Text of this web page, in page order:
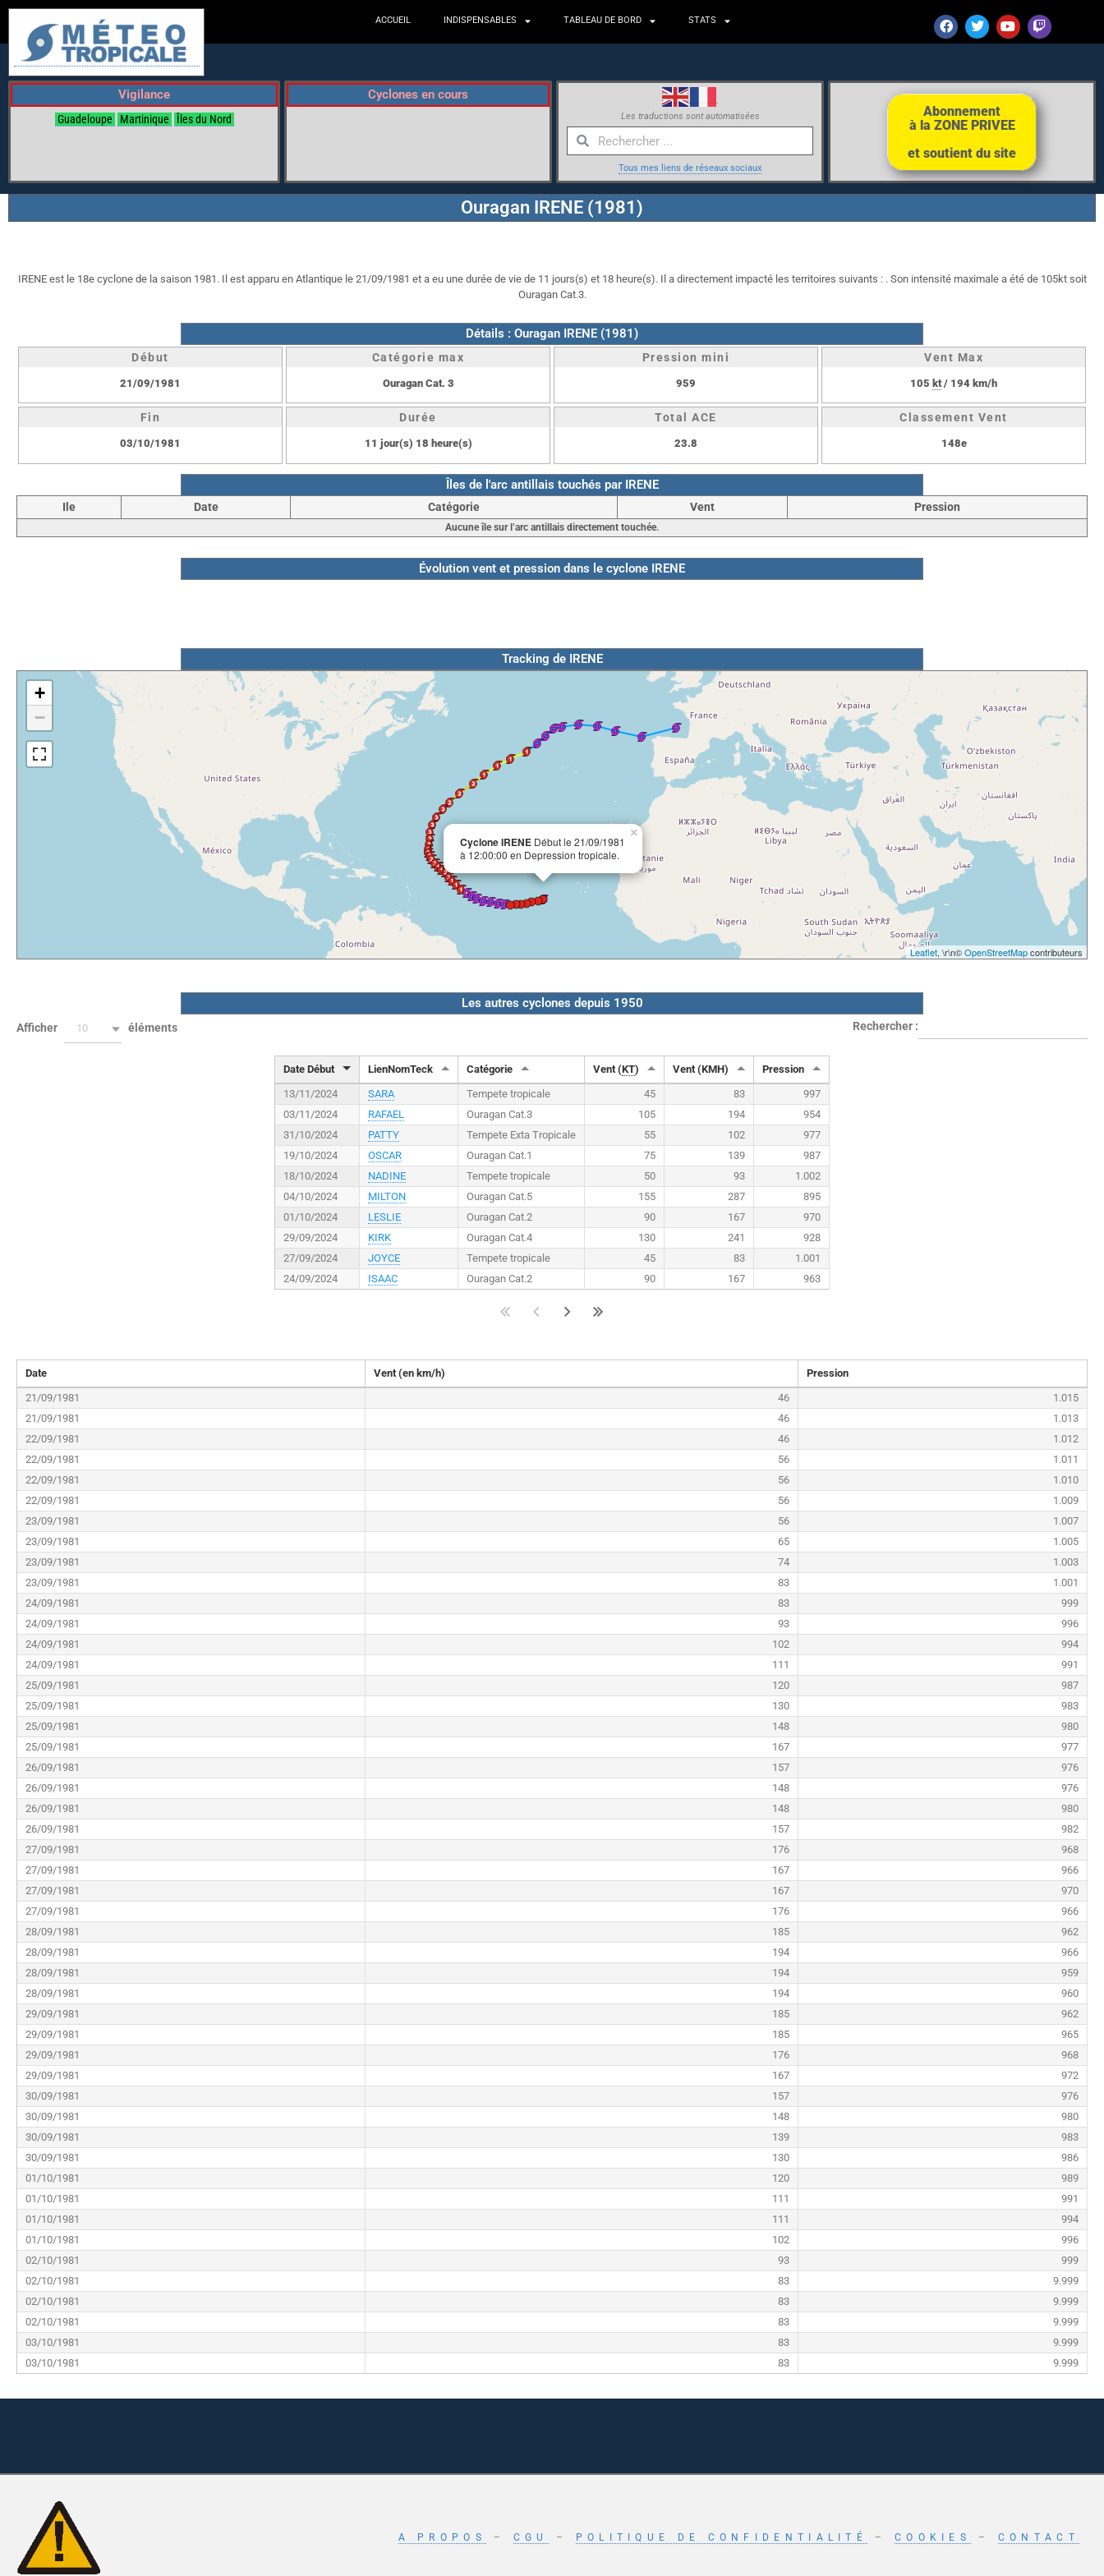
ACCUEIL INDISPENSABLES TABLEAU DE BORD STATS
Vigilance
Guadeloupe Martinique Îles du Nord
Cyclones en cours
Les traductions sont automatisées
Tous mes liens de réseaux sociaux
Abonnement
à la ZONE PRIVEE
et soutient du site
Ouragan IRENE (1981)
IRENE est le 18e cyclone de la saison 1981. Il est apparu en Atlantique le 21/09/1981 et a eu une durée de vie de 11 jours(s) et 18 heure(s). Il a directement impacté les territoires suivants : . Son intensité maximale a été de 105kt soit
Ouragan Cat.3.
Détails : Ouragan IRENE (1981)
Début
21/09/1981
Catégorie max
Ouragan Cat. 3
Pression mini
959
Vent Max
105 kt/ 194 km/h
Fin
03/10/1981
Durée
11 jour(s) 18 heure(s)
Total ACE
23.8
Classement Vent
148e
Îles de l'arc antillais touchés par IRENE
Ile Date Catégorie Vent Pression
Aucune île sur l’arc antillais directement touchée.
Évolution vent et pression dans le cyclone IRENE
Tracking de IRENE
Cyclone IRENE Début le 21/09/1981
à 12:00:00 en Depression tropicale.
×
+
−
Leaflet, \r\n©OpenStreetMapcontributeurs
Les autres cyclones depuis 1950
Afficher 10 éléments Rechercher :
Date Début LienNomTeck Catégorie Vent (KT) Vent (KMH)
Pression
13/11/2024
SARA Tempete tropicale 45 83
997
03/11/2024
RAFAEL Ouragan Cat.3 105 194
954
31/10/2024
PATTY Tempete Exta Tropicale 55 102
977
19/10/2024
OSCAR Ouragan Cat.1 75 139
987
18/10/2024
NADINE Tempete tropicale 50 93
1.002
04/10/2024
MILTON Ouragan Cat.5 155 287
895
01/10/2024
LESLIE Ouragan Cat.2 90 167
970
29/09/2024
KIRK Ouragan Cat.4 130 241
928
27/09/2024
JOYCE Tempete tropicale 45 83
1.001
24/09/2024
ISAAC Ouragan Cat.2 90 167 963
Date Vent (en km/h)
Pression
21/09/1981
46
1.015
21/09/1981
46
1.013
22/09/1981
46
1.012
22/09/1981
56
1.011
22/09/1981
56
1.010
22/09/1981
56
1.009
23/09/1981
56
1.007
23/09/1981
65
1.005
23/09/1981
74
1.003
23/09/1981
83
1.001
24/09/1981
83
999
24/09/1981
93
996
24/09/1981
102
994
24/09/1981
111
991
25/09/1981
120
987
25/09/1981
130
983
25/09/1981
148
980
25/09/1981
167
977
26/09/1981
157
976
26/09/1981
148
976
26/09/1981
148
980
26/09/1981
157
982
27/09/1981
176
968
27/09/1981
167
966
27/09/1981
167
970
27/09/1981
176
966
28/09/1981
185
962
28/09/1981
194
966
28/09/1981
194
959
28/09/1981
194
960
29/09/1981
185
962
29/09/1981
185
965
29/09/1981
176
968
29/09/1981
167
972
30/09/1981
157
976
30/09/1981
148
980
30/09/1981
139
983
30/09/1981
130
986
01/10/1981
120
989
01/10/1981
111
991
01/10/1981
111
994
01/10/1981
102
996
02/10/1981
93
999
02/10/1981
83
9.999
02/10/1981
83
9.999
02/10/1981
83
9.999
03/10/1981
83
9.999
03/10/1981
83 9.999
A PROPOS – CGU – POLITIQUE DE CONFIDENTIALITÉ – COOKIES – CONTACT